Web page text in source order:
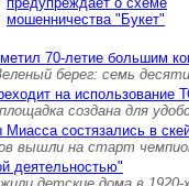
мошенничества "Букет"
70-летие большим
берег: семь
на использование
создана для
состязались в
вышли на старт
деятельностью"